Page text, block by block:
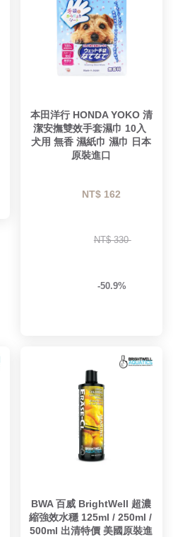
本田洋行 HONDA YOKO 清
潔安撫雙效手套濕巾 10入
犬用 無香 濕紙巾 濕巾 日本
原裝進口
NT$ 162
NT$ 330
-50.9%
BWA 百威 BrightWell 超濃
縮強效水穩 125ml / 250ml /
500ml 出清特價 美國原裝進